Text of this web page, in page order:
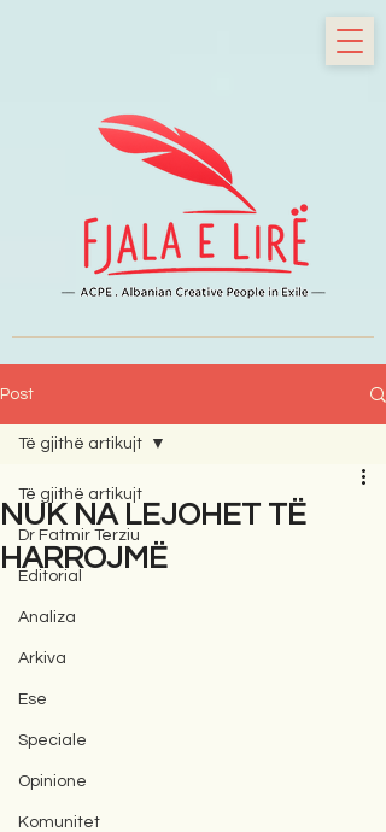
Post
Të gjithë artikujt
Dr Fatmir Terziu
Editorial
Analiza
Arkiva
Ese
Speciale
Opinione
Komunitet
Të gjithë artikujt
NUK NA LEJOHET TË
HARROJMË